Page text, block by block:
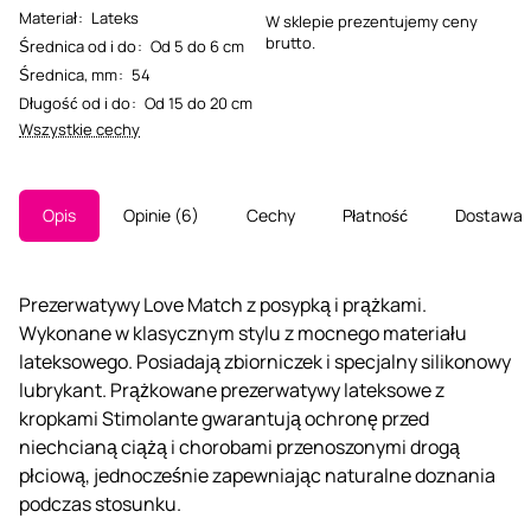
Materiał: Lateks
Średnica od i do: Od 5 do 6 cm
Średnica, mm: 54
Długość od i do: Od 15 do 20 cm
Wszystkie cechy
W sklepie prezentujemy ceny
brutto.
Opis Opinie 6 Cechy Płatność Dostawa
Prezerwatywy Love Match z posypką i prążkami.
Wykonane w klasycznym stylu z mocnego materiału
lateksowego. Posiadają zbiorniczek i specjalny silikonowy
lubrykant. Prążkowane prezerwatywy lateksowe z
kropkami Stimolante gwarantują ochronę przed
niechcianą ciążą i chorobami przenoszonymi drogą
płciową, jednocześnie zapewniając naturalne doznania
podczas stosunku.